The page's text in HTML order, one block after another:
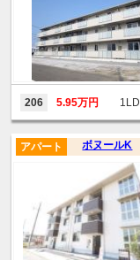
206 5.95万円
ボヌールK
アパート